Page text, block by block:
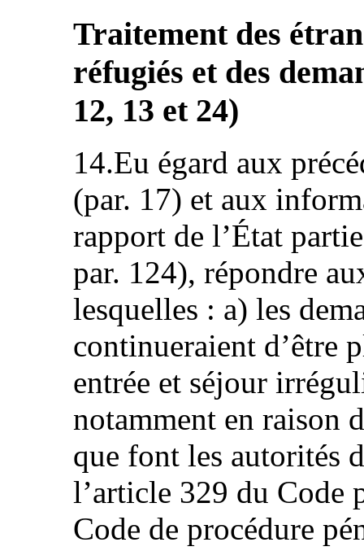
Traitement des
réfugiés et des
12, 13 et 24)
14.Eu égard aux
(par. 17) et aux
rapport de l’État
par. 124), répondre
lesquelles : a) les
continueraient d’être
entrée et séjour
notamment en raison
que font les autorités
l’article 329 du Code
Code de procédure